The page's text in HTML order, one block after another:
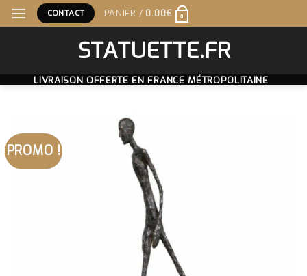
Skip
to
CONTACT PANIER / 0.00€ 0
STATUETTE.FR
LIVRAISON OFFERTE EN FRANCE MÉTROPOLITAINE
PROMO !